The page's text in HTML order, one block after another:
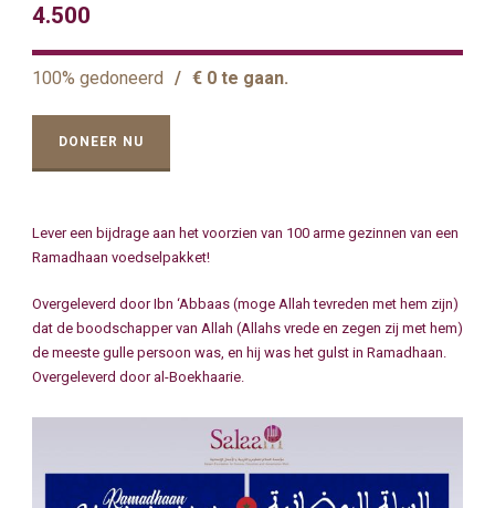
4.500
100% gedoneerd / € 0 te gaan.
DONEER NU
Lever een bijdrage aan het voorzien van 100 arme gezinnen van een
Ramadhaan voedselpakket!
Overgeleverd door Ibn ‘Abbaas (moge Allah tevreden met hem zijn)
dat de boodschapper van Allah (Allahs vrede en zegen zij met hem)
de meeste gulle persoon was, en hij was het gulst in Ramadhaan.
Overgeleverd door al-Boekhaarie.